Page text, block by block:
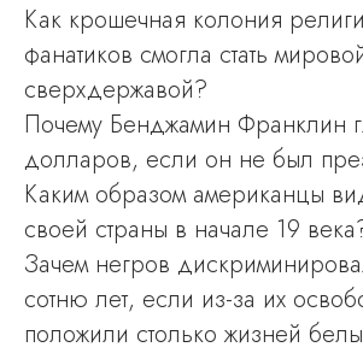
Как крошечная колония
фанатиков смогла стать
сверхдержавой?
Почему Бенджамин Франклин
долларов, если он не был
Каким образом американцы
своей страны в начале 19
Зачем негров
сотню лет, если из-за их
положили столько жизней